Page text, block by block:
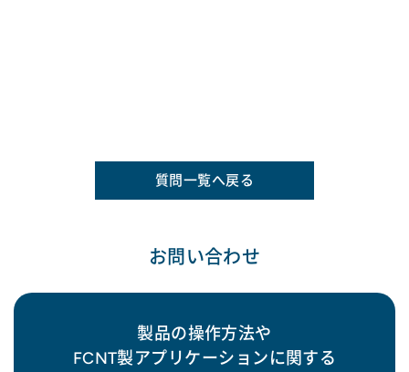
質問一覧へ戻る
お問い合わせ
製品の操作方法や
FCNT製アプリケーションに関する